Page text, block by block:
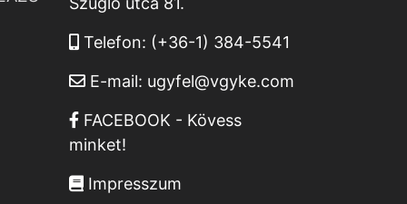
Telefon: (+36-1) 384-5541
E-mail: ugyfel@vgyke.com
FACEBOOK - Kövess
minket!
Impresszum